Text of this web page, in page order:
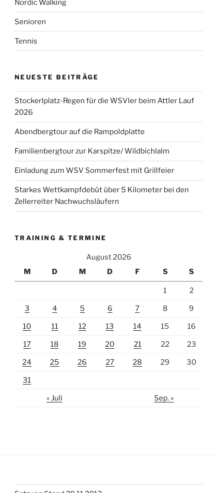
Nordic Walking
Senioren
Tennis
NEUESTE BEITRÄGE
Stockerlplatz-Regen für die WSVler beim Attler Lauf
2026
Abendbergtour auf die Rampoldplatte
Familienbergtour zur Karspitze/ Wildbichlalm
Einladung zum WSV Sommerfest mit Grillfeier
Starkes Wettkampfdebüt über 5 Kilometer bei den
Zellerreiter Nachwuchsläufern
TRAINING & TERMINE
August 2026
M
D M D F S S
1 2
3 4 5 6 7 8 9
10 11 12 13 14 15 16
17 18 19 20 21 22 23
24 25 26 27 28 29 30
31
« Juli Sep. »